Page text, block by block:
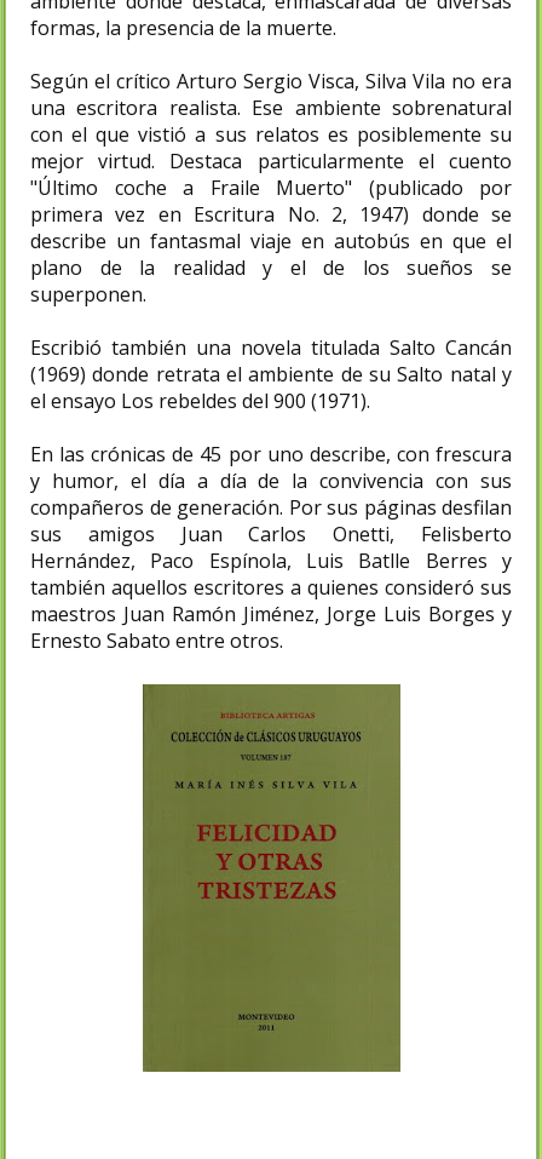
formas, la presencia de la muerte.
Según el crítico Arturo Sergio Visca, Silva Vila no era
una escritora realista. Ese ambiente sobrenatural
con el que vistió a sus relatos es posiblemente su
mejor virtud. Destaca particularmente el cuento
"Último coche a Fraile Muerto" (publicado por
primera vez en Escritura No. 2, 1947) donde se
describe un fantasmal viaje en autobús en que el
plano de la realidad y el de los sueños se
superponen.
Escribió también una novela titulada Salto Cancán
(1969) donde retrata el ambiente de su Salto natal y
el ensayo Los rebeldes del 900 (1971).
En las crónicas de 45 por uno describe, con frescura
y humor, el día a día de la convivencia con sus
compañeros de generación. Por sus páginas desfilan
sus amigos Juan Carlos Onetti, Felisberto
Hernández, Paco Espínola, Luis Batlle Berres y
también aquellos escritores a quienes consideró sus
maestros Juan Ramón Jiménez, Jorge Luis Borges y
Ernesto Sabato entre otros.